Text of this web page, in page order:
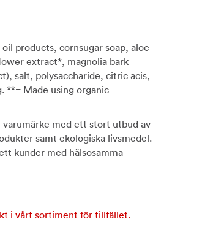
products, cornsugar soap, aloe
extract*, magnolia bark
salt, polysaccharide, citric acis,
**= Made using organic
med ett stort utbud av
samt ekologiska livsmedel.
kunder med hälsosamma
i vårt sortiment för tillfället.